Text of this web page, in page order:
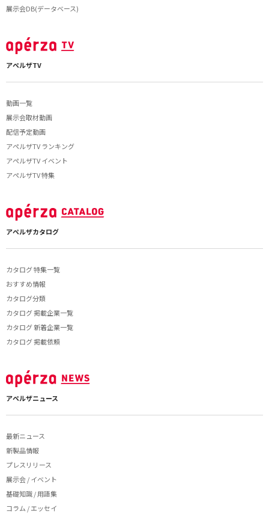
展示会DB(データベース)
アペルザTV
動画一覧
展示会取材動画
配信予定動画
アペルザTV ランキング
アペルザTV イベント
アペルザTV 特集
アペルザカタログ
カタログ 特集一覧
おすすめ情報
カタログ分類
カタログ 掲載企業一覧
カタログ 新着企業一覧
カタログ 掲載依頼
アペルザニュース
最新ニュース
新製品情報
プレスリリース
展示会 / イベント
基礎知識 / 用語集
コラム / エッセイ